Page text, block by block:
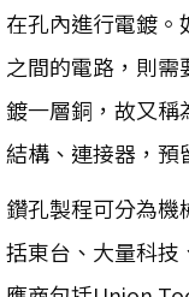
在孔內進行電鍍
之間的電路，則需
鍍一層銅，故又稱
結構、連接器，預
鑽孔製程可分為
括東台、大量科技